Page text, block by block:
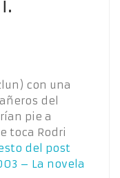
con una
del
pie a
toca Rodri
del post
– La novela